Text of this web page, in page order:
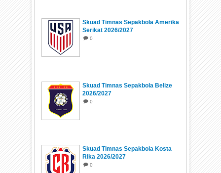
Skuad Timnas Sepakbola Amerika
Serikat 2026/2027
0
Skuad Timnas Sepakbola Belize
2026/2027
0
Skuad Timnas Sepakbola Kosta
Rika 2026/2027
0